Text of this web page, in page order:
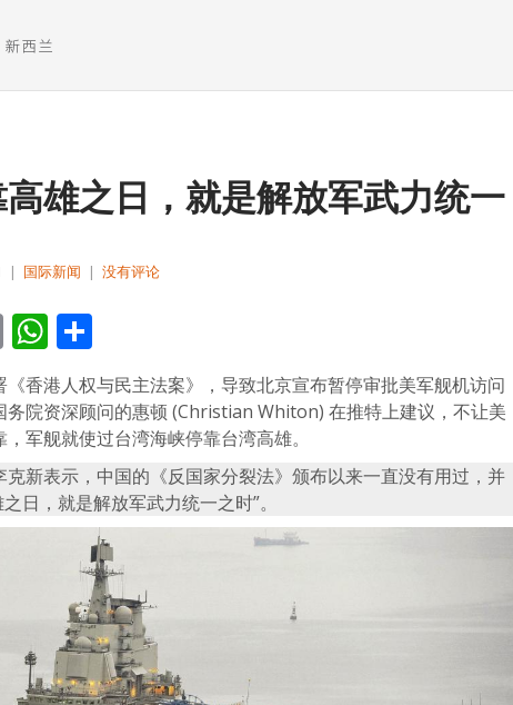
雄之日，就是解放军武力统一
| 国际新闻 | 没有评论
EmailWhatsApp
享
《香港人权与民主法案》，导致北京宣布暂停审批美军舰机访问
务院资深顾问的惠顿 (Christian Whiton) 在推特上建议，不让美
军舰就使过台湾海峡停靠台湾高雄。
新表示，中国的《反国家分裂法》颁布以来一直没有用过，并
日，就是解放军武力统一之时”。